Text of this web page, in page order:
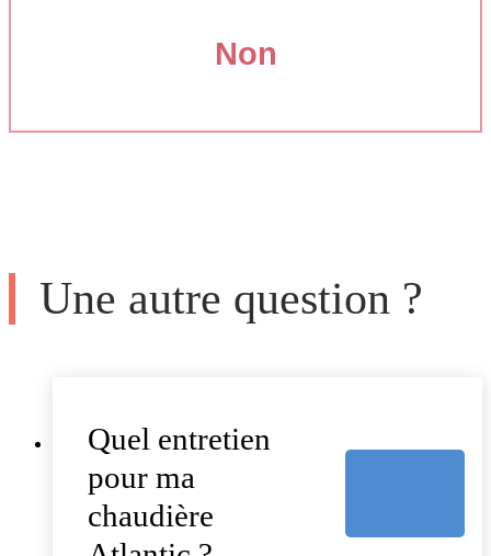
Non
Une autre question ?
Quel entretien
pour ma
chaudière